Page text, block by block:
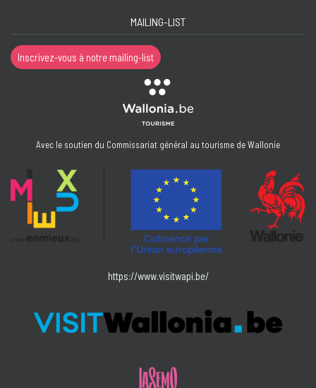
MAILING-LIST
Inscrivez-vous à notre mailing-list
Avec le soutien du Commissariat général au tourisme de Wallonie
https://www.visitwapi.be/